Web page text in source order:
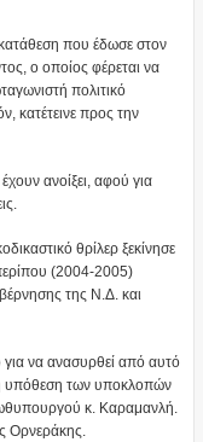
κατάθεση που έδωσε στον
ο οποίος φέρεται να
πολιτικό
προς την
ανοίξει, αφού για
θρίλερ ξεκίνησε
(2004-2005)
της Ν.Δ. και
να ανασυρθεί από αυτό
υπόθεση των υποκλοπών
κ. Καραμανλή.
Ορνεράκης.